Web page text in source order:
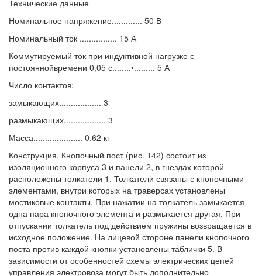
Технические данные
Номинальное напряжение............. 50 В
Номинальный ток ................ 15 А
Коммутируемый ток при индуктивной нагрузке с
постояннойвремени 0,05 с........•......... 5 А
Число контактов:
замыкающих.................. 3
размыкающих.................. 3
Масса..................... 0.62 кг
Конструкция. Кнопочный пост (рис. 142) состоит из
изоляционного корпуса 3 и панели 2, в гнездах которой
расположены толкатели 1. Толкатели связаны с кнопочными
элементами, внутри которых на траверсах установлены
мостиковые контакты. При нажатии на толкатель замыкается
одна пара кнопочного элемента и размыкается другая. При
отпускании толкатель под действием пружины возвращается в
исходное положение. На лицевой стороне панели кнопочного
поста против каждой кнопки установлены таблички 5. В
зависимости от особенностей схемы электрических цепей
управления электровоза могут быть дополнительно